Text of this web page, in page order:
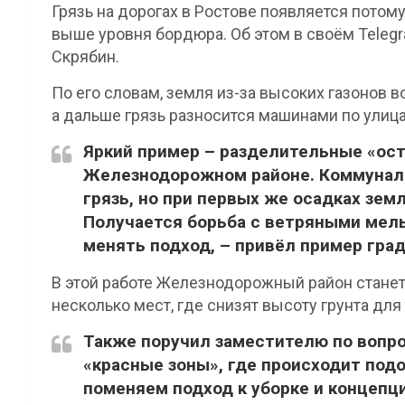
Грязь на дорогах в Ростове появляется
выше уровня бордюра. Об этом в своём
Скрябин.
По его словам, земля из-за высоких газонов
а дальше грязь разносится машинами по
Яркий пример – разделительные
Железнодорожном районе.
грязь, но при первых же осадках
Получается борьба с ветряными
менять подход, – привёл пример
В этой работе Железнодорожный район
несколько мест, где снизят высоту грунта
Также поручил заместителю по
«красные зоны», где происходит
поменяем подход к уборке и